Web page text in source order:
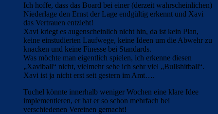
Ich hoffe, dass das Board bei einer (derzeit wahrscheinlichen)
Niederlage den Ernst der Lage endgültig erkennt und Xavi
das Vertrauen entzieht!
Xavi kriegt es augenscheinlich nicht hin, da ist kein Plan,
keine einstudierten Laufwege, keine Ideen um die Abwehr zu
knacken und keine Finesse bei Standards.
Was möchte man eigentlich spielen, ich erkenne diesen
„Xaviball“ nicht, vielmehr sehe ich sehr viel „Bullshitball“.
Xavi ist ja nicht erst seit gestern im Amt….
Tuchel könnte innerhalb weniger Wochen eine klare Idee
implementieren, er hat er so schon mehrfach bei
verschiedenen Vereinen gemacht!